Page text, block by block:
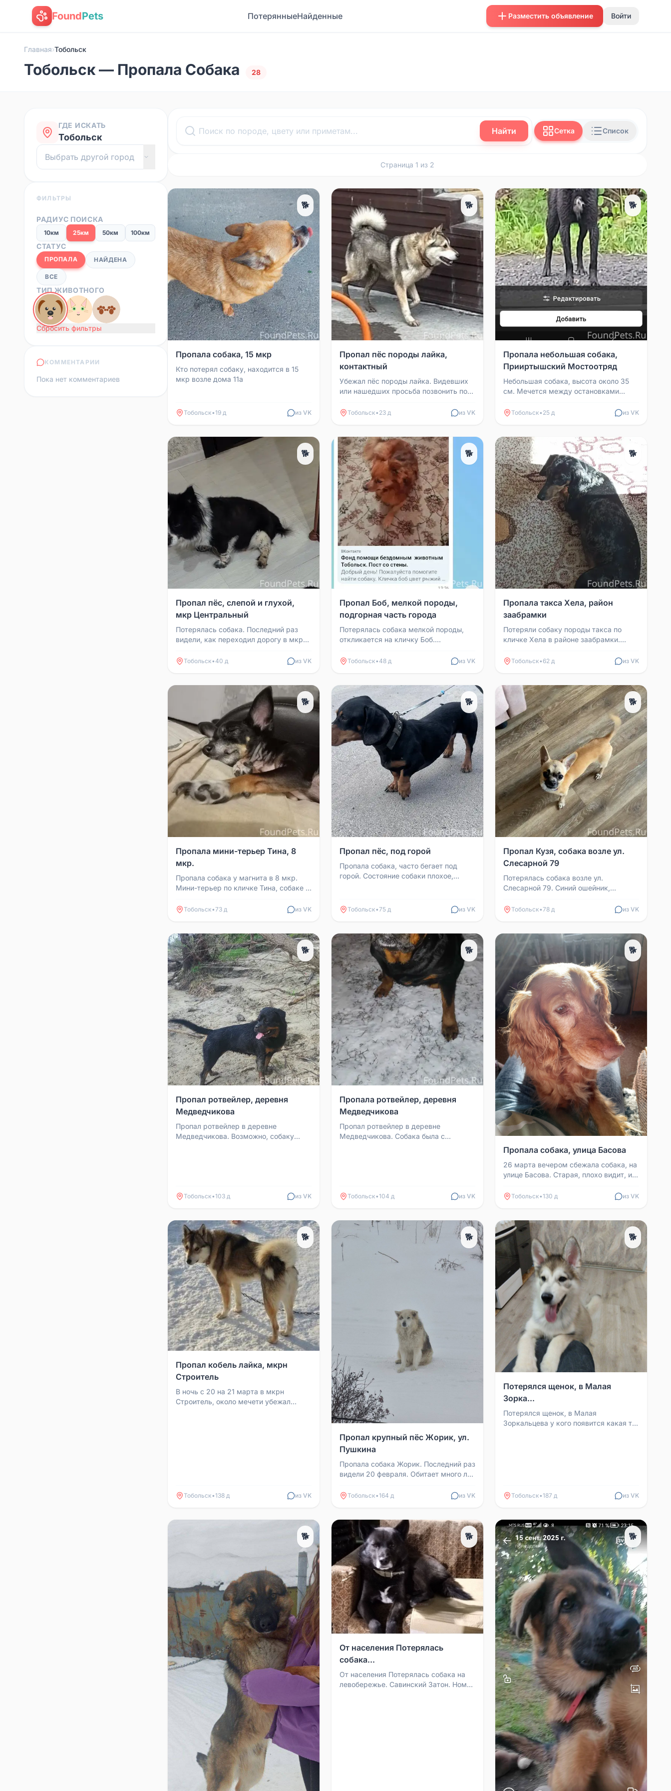
FoundPets ПотерянныеНайденные Разместить объявление Войти
Главная›Тобольск
Тобольск — Пропала Собака 28
ГДЕ ИСКАТЬ
Тобольск
ФИЛЬТРЫ
РАДИУС ПОИСКА
10км 25км 50км 100км
СТАТУС
ПРОПАЛА НАЙДЕНА
ВСЕ
ТИП ЖИВОТНОГО
Сбросить фильтры
КОММЕНТАРИИ
Пока нет комментариев
Найти Сетка Список
Страница 1 из 2
🐕
Пропала собака, 15 мкр
Кто потерял собаку, находится в 15
мкр возле дома 11а
Тобольск•19 д из VK
🐕
Пропал пёс породы лайка,
контактный
Убежал пёс породы лайка. Видевших
или нашедших просьба позвонить по
89829201118. Пёс контактный.
Тобольск• 23 д из VK
🐕
Пропала небольшая собака,
Прииртышский Мостоотряд
Небольшая собака, высота около 35
см. Мечется между остановками
отдыха, находится там боле...
Тобольск• 25 д из VK
🐕
Пропал пёс, слепой и глухой,
мкр Центральный
Потерялась собака. Последний раз
видели, как переходил дорогу в мкр
Защитино. Слепой и глухой...
Тобольск•40 д из VK
🐕
Пропал Боб, мелкой породы,
подгорная часть города
Потерялась собака мелкой породы,
откликается на кличку Боб.
но может находиться где...
Тобольск•48 д из VK
🐕
Пропала такса Хела, район
заабрамки
Потеряли собаку породы такса по
кличке Хела в районе заабрамки.
слышали лай, но потом ...
Тобольск•62 д из VK
🐕
Пропала мини-терьер Тина, 8
мкр.
Пропала собака у магнита в 8 мкр.
Мини-терьер по кличке Тина, собаке 11
пожалуйста, на...
Тобольск•73 д из VK
🐕
Пропал пёс, под горой
Пропала собака, часто бегает под
горой. Состояние собаки плохое,
Тобольск•75 д из VK
🐕
Пропал Кузя, собака возле ул.
Слесарной 79
Потерялась собака возле ул.
Слесарной 79. Синий ошейник,
Вознаграждение за нахождение. +7
Тобольск•78 д из VK
🐕
Пропал ротвейлер, деревня
Медведчикова
Пропал ротвейлер в деревне
Медведчикова. Возможно, собаку
Тобольск•103 д из VK
🐕
Пропала ротвейлер, деревня
Медведчикова
Пропал ротвейлер в деревне
Медведчикова. Собака была с
Тобольск•104 д из VK
🐕
Пропала собака, улица Басова
26 марта вечером сбежала собака, на
улице Басова. Старая, плохо видит, и
Тобольск•130 д из VK
🐕
Пропал кобель лайка, мкрн
Строитель
В ночь с 20 на 21 марта в мкрн
Строитель, около мечети убежал
Тобольск•138 д из VK
🐕
Пропал крупный пёс Жорик, ул.
Пушкина
Пропала собака Жорик. Последний раз
видели 20 февраля. Обитает много лет
единички). П...
Тобольск•164 д из VK
🐕
Потерялся щенок, в Малая
Зорка...
Потерялся щенок, в Малая
Зоркальцева у кого появится какая то
Тобольск•187 д из VK
🐕 🐕
От населения Потерялась
собака...
От населения Потерялась собака на
левобережье. Савинский Затон. Номер
🐕